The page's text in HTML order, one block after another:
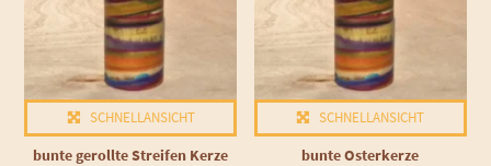
SCHNELLANSICHT
bunte gerollte Streifen Kerze
SCHNELLANSICHT
bunte Osterkerze